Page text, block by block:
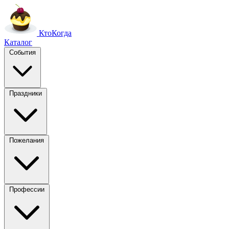
КтоКогда
Каталог
События
Праздники
Пожелания
Профессии